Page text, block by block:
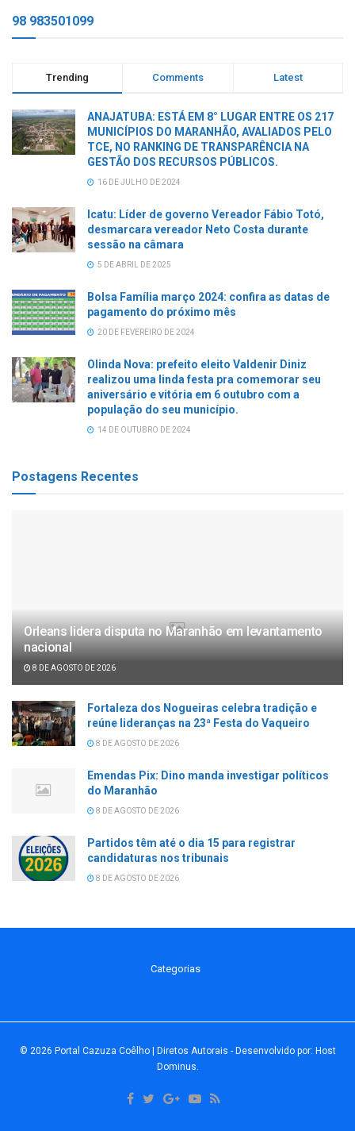
98 983501099
Trending Comments Latest
ANAJATUBA: ESTÁ EM 8° LUGAR ENTRE OS 217
MUNICÍPIOS DO MARANHÃO, AVALIADOS PELO
TCE, NO RANKING DE TRANSPARÊNCIA NA
GESTÃO DOS RECURSOS PÚBLICOS.
16 DE JULHO DE 2024
Icatu: Líder de governo Vereador Fábio Totó,
desmarcara vereador Neto Costa durante
sessão na câmara
5 DE ABRIL DE 2025
Bolsa Família março 2024: confira as datas de
pagamento do próximo mês
20 DE FEVEREIRO DE 2024
Olinda Nova: prefeito eleito Valdenir Diniz
realizou uma linda festa pra comemorar seu
aniversário e vitória em 6 outubro com a
população do seu município.
14 DE OUTUBRO DE 2024
Postagens Recentes
Orleans lidera disputa no Maranhão em levantamento
nacional
8 DE AGOSTO DE 2026
Fortaleza dos Nogueiras celebra tradição e
reúne lideranças na 23ª Festa do Vaqueiro
8 DE AGOSTO DE 2026
Emendas Pix: Dino manda investigar políticos
do Maranhão
8 DE AGOSTO DE 2026
Partidos têm até o dia 15 para registrar
candidaturas nos tribunais
8 DE AGOSTO DE 2026
Categorias
© 2026 Portal Cazuza Coêlho | Diretos Autorais - Desenvolvido por: Host
Dominus